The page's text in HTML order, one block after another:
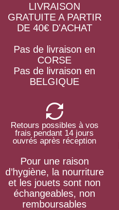
LIVRAISON
GRATUITE A PARTIR
DE 40€ D'ACHAT
Pas de livraison en
CORSE
Pas de livraison en
BELGIQUE
Retours possibles à vos
frais pendant 14 jours
ouvrés après réception
Pour une raison
d’hygiène, la nourriture
et les jouets sont non
échangeables, non
remboursables